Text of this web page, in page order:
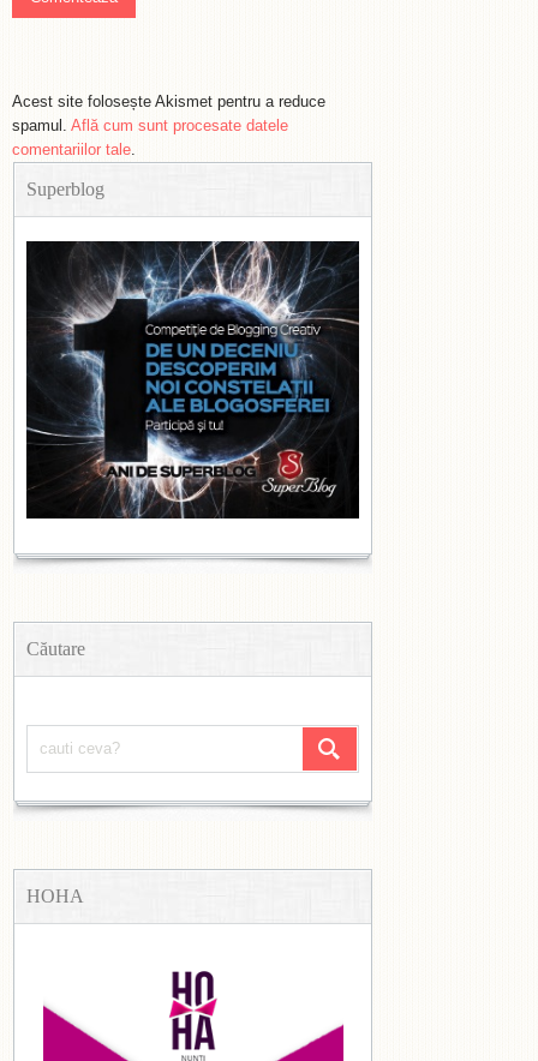
Acest site folosește Akismet pentru a reduce
spamul. Află cum sunt procesate datele
comentariilor tale.
Superblog
Căutare
HOHA